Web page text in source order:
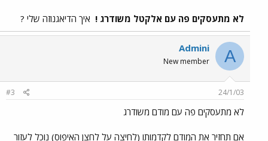
לא מתעסקים פה עם אלקטל משודרג ! איך הדיאגנוזה שלי ?
A
Admini
New member
24/1/03
#3
לא מתעסקים פה עם מודם משודרג
אם תחזיר את המודם לקדמותו (לחיצה על לחצן האיפוס) נוכל לעזור